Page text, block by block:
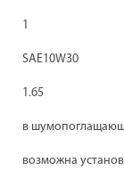
1
SAE10W30
1.65
в
возможна